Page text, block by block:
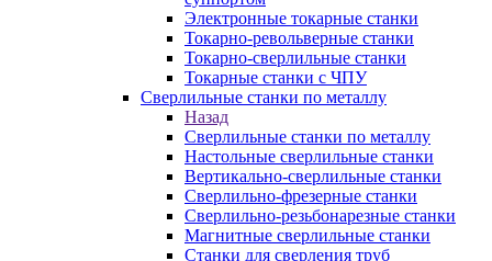
Электронные токарные станки
Токарно-револьверные станки
Токарно-сверлильные станки
Токарные станки с ЧПУ
Сверлильные станки по металлу
Назад
Сверлильные станки по металлу
Настольные сверлильные станки
Вертикально-сверлильные станки
Сверлильно-фрезерные станки
Сверлильно-резьбонарезные станки
Магнитные сверлильные станки
Станки для сверления труб